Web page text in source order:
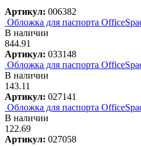
Артикул: 006382
Обложка для паспорта
В наличии
844.91
Артикул: 033148
Обложка для паспорта
В наличии
143.11
Артикул: 027141
Обложка для паспорта
В наличии
122.69
Артикул: 027058